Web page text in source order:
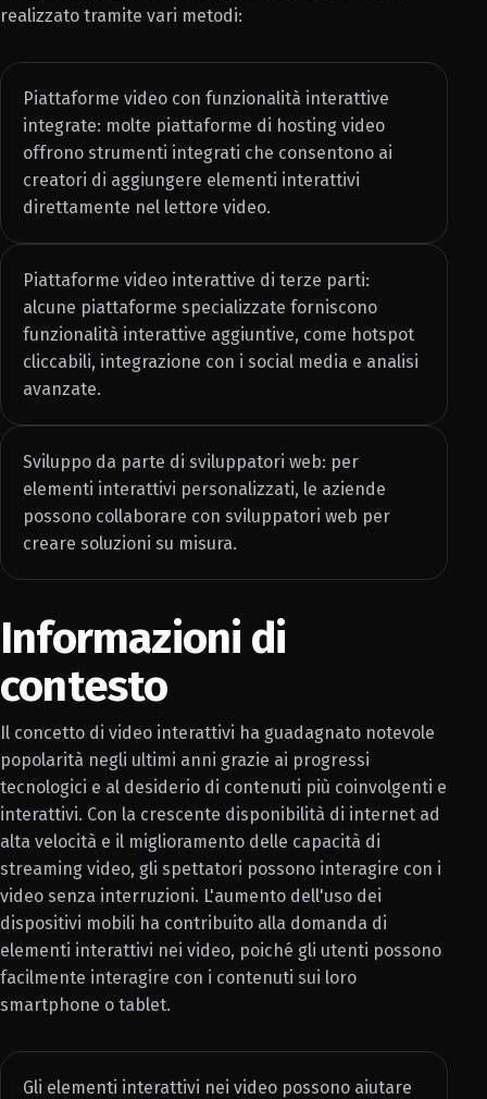
realizzato tramite vari metodi:
Piattaforme video con funzionalità interattive
integrate: molte piattaforme di hosting video
offrono strumenti integrati che consentono ai
creatori di aggiungere elementi interattivi
direttamente nel lettore video.
Piattaforme video interattive di terze parti:
alcune piattaforme specializzate forniscono
funzionalità interattive aggiuntive, come hotspot
cliccabili, integrazione con i social media e analisi
avanzate.
Sviluppo da parte di sviluppatori web: per
elementi interattivi personalizzati, le aziende
possono collaborare con sviluppatori web per
creare soluzioni su misura.
Informazioni di
contesto
Il concetto di video interattivi ha guadagnato notevole
popolarità negli ultimi anni grazie ai progressi
tecnologici e al desiderio di contenuti più coinvolgenti e
interattivi. Con la crescente disponibilità di internet ad
alta velocità e il miglioramento delle capacità di
streaming video, gli spettatori possono interagire con i
video senza interruzioni. L'aumento dell'uso dei
dispositivi mobili ha contribuito alla domanda di
elementi interattivi nei video, poiché gli utenti possono
facilmente interagire con i contenuti sui loro
smartphone o tablet.
Gli elementi interattivi nei video possono aiutare